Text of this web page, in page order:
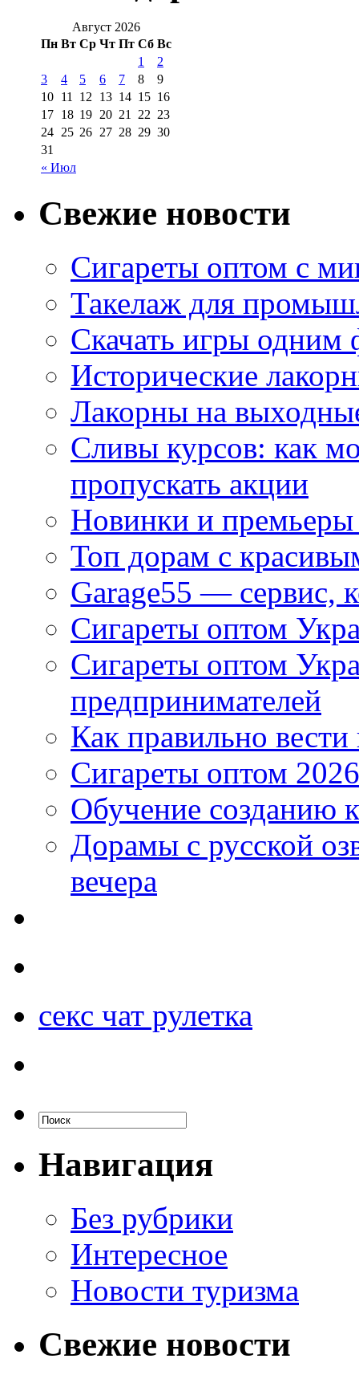
Август 2026
Пн Вт Ср Чт Пт Сб Вс
« Июл
1
2
3
4 5 6 7 8
9
10 11 12 13 14 15 16
17 18 19 20 21 22 23
24 25 26 27 28 29 30
31
Свежие новости
Сигареты оптом с
Такелаж для
Скачать игры одним
Исторические
Лакорны на
Сливы курсов: как
пропускать акции
Новинки и
Топ дорам с
Garage55 — сервис,
Сигареты оптом
Сигареты оптом
предпринимателей
Как правильно
Сигареты оптом
Обучение созданию
Дорамы с русской
вечера
секс чат рулетка
Навигация
Без рубрики
Интересное
Новости туризма
Свежие новости